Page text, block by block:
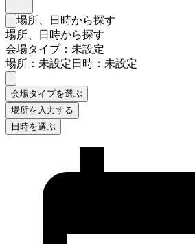
検索フォームを閉じる
場所、日時から探す
場所、日時から探す
会場タイプ：未設定
場所：未設定日時：未設定
会場タイプを選ぶ
場所を入力する
日時を選ぶ